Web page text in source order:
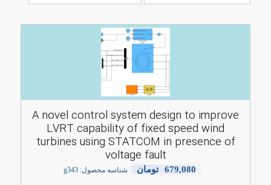
A novel control system design to improve
LVRT capability of fixed speed wind
turbines using STATCOM in presence of
voltage fault
679,080 تومان شناسه محصول: g343